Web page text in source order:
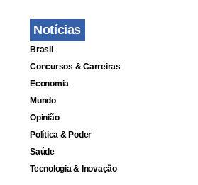
Notícias
Brasil
Concursos & Carreiras
Economia
Mundo
Opinião
Política & Poder
Saúde
Tecnologia & Inovação